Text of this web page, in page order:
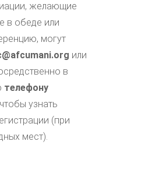
желающие
в обеде или
могут
или
в
телефону
чтобы узнать
(при
мест).